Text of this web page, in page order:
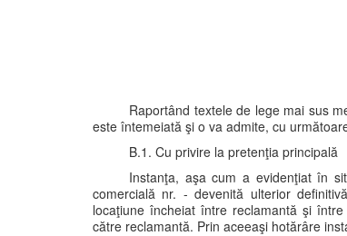
Raportând textele de lege mai sus
este întemeiată şi o va admite, cu
B.1. Cu privire la pretenţia principală
Instanţa, aşa cum a evidenţiat în
comercială nr. - devenită ulterior
locaţiune încheiat între reclamantă şi
către reclamantă. Prin aceeaşi hotărâre